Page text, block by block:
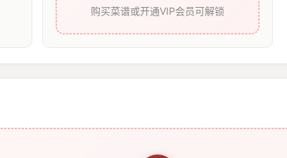
购买菜谱或开通VIP会员可解锁